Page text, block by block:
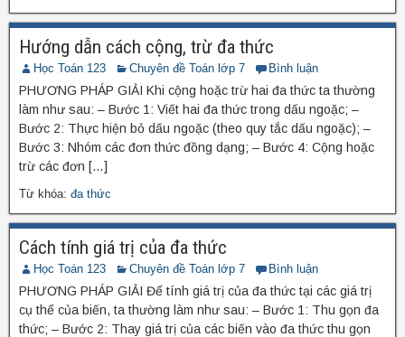
Hướng dẫn cách cộng, trừ đa thức
Học Toán 123 Chuyên đề Toán lớp 7 Bình luận
PHƯƠNG PHÁP GIẢI Khi cộng hoặc trừ hai đa thức ta thường
làm như sau: – Bước 1: Viết hai đa thức trong dấu ngoặc; –
Bước 2: Thực hiện bỏ dấu ngoặc (theo quy tắc dấu ngoặc); –
Bước 3: Nhóm các đơn thức đồng dạng; – Bước 4: Cộng hoặc
trừ các đơn […]
Từ khóa: đa thức
Cách tính giá trị của đa thức
Học Toán 123 Chuyên đề Toán lớp 7 Bình luận
PHƯƠNG PHÁP GIẢI Để tính giá trị của đa thức tại các giá trị
cụ thể của biến, ta thường làm như sau: – Bước 1: Thu gọn đa
thức; – Bước 2: Thay giá trị của các biến vào đa thức thu gọn